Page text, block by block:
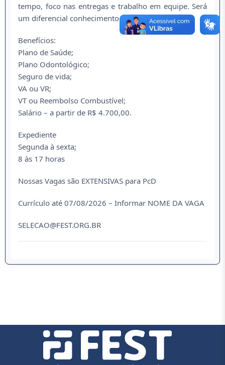
tempo, foco nas entregas e trabalho em equipe. Será
um diferencial conhecimento do sistema Alteraata.
Benefícios:
Plano de Saúde;
Plano Odontológico;
Seguro de vida;
VA ou VR;
VT ou Reembolso Combustível;
Salário – a partir de R$ 4.700,00.
Expediente
Segunda à sexta;
8 às 17 horas
Nossas Vagas são EXTENSIVAS para PcD
Currículo até 07/08/2026 – Informar NOME DA VAGA
SELECAO@FEST.ORG.BR